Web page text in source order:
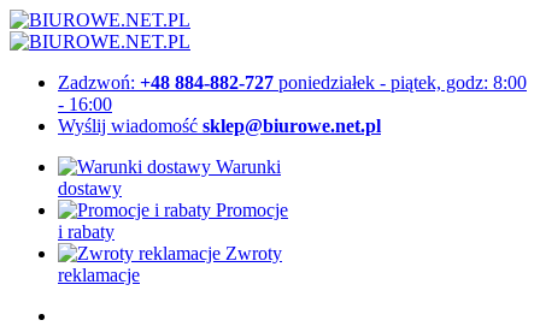
Zadzwoń: +48 884-882-727 poniedziałek - piątek, godz: 8:00
- 16:00
Wyślij wiadomość sklep@biurowe.net.pl
Warunki
dostawy
Promocje
i rabaty
Zwroty
reklamacje